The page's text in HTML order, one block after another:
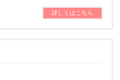
詳しくはこちら